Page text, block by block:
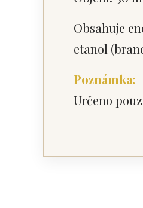
Obsahuje
etanol
Poznámka:
Určeno